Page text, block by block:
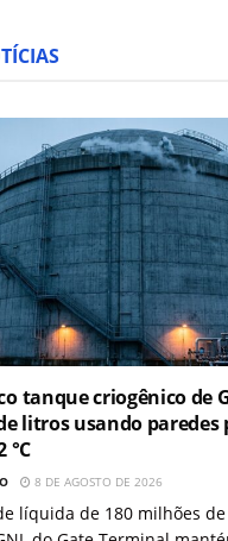
tanque criogênico de
litros usando paredes
°C
8 DE AGOSTO DE 2026
líquida de 180 milhões